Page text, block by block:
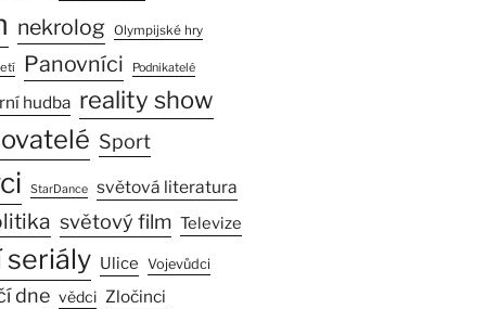
nekrolog Olympijské hry
Panovníci Podnikatelé
hudba reality show
Sport
StarDance světová literatura
světový film Televize
Ulice Vojevůdci
dne vědci Zločinci